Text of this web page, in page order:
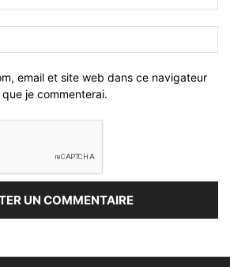
email et site web dans ce navigateur
je commenterai.